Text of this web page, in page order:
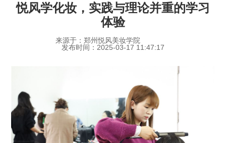
悦风学化妆，实践与理论并重的学习
体验
来源于：郑州悦风美妆学院
发布时间：2025-03-17 11:47:17